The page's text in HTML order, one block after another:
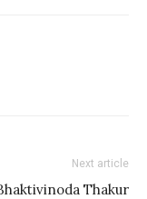
Next article
Thakur